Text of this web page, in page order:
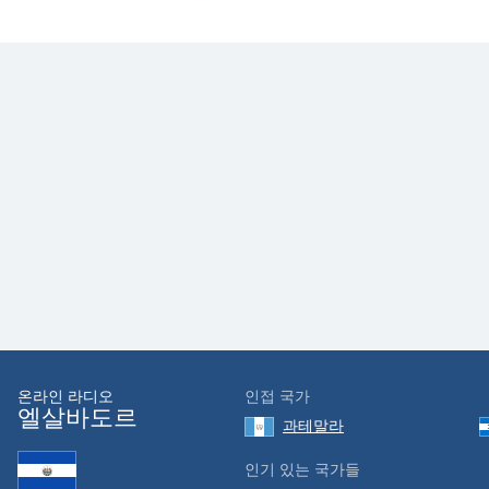
Caption
Area
Background
온라인 라디오
엘살바도르
인접 국가
과테말라
인기 있는 국가들